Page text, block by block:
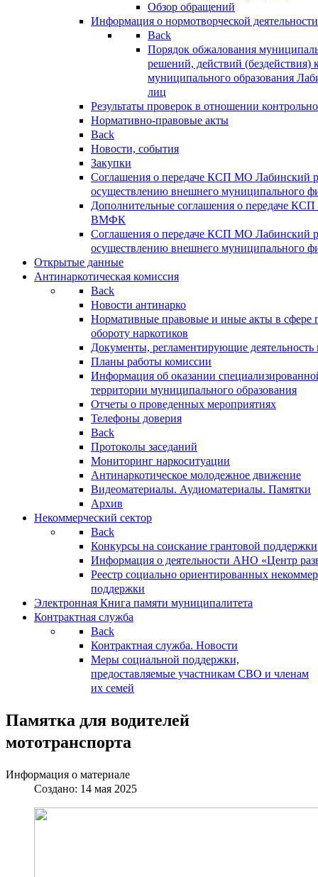
Обзор обращений
Информация о нормотворческой деятельности
Back
Порядок обжалования
решений, действий (бездействия)
муниципального образования
лиц
Результаты проверок в отношении
Нормативно-правовые акты
Back
Новости, события
Закупки
Соглашения о передаче КСП МО Лабинский
осуществлению внешнего муниципального
Дополнительные соглашения о передаче
ВМФК
Соглашения о передаче КСП МО Лабинский
осуществлению внешнего муниципального
Открытые данные
Антинаркотическая комиссия
Back
Новости антинарко
Нормативные правовые и иные акты в сфере
обороту наркотиков
Документы, регламентирующие деятельность
Планы работы комиссии
Информация об оказании
территории муниципального образования
Отчеты о проведенных мероприятиях
Телефоны доверия
Back
Протоколы заседаний
Мониторинг наркоситуации
Антинаркотическое молодежное движение
Видеоматериалы. Аудиоматериалы. Памятки
Архив
Некоммерческий сектор
Back
Конкурсы на соискание грантовой поддержки
Информация о деятельности АНО «Центр
Реестр социально ориентированных
поддержки
Электронная Книга памяти муниципалитета
Контрактная служба
Back
Контрактная служба. Новости
Меры социальной поддержки,
предоставляемые участникам СВО и членам
их семей
Памятка для водителей
мототранспорта
Информация о материале
Создано: 14 мая 2025